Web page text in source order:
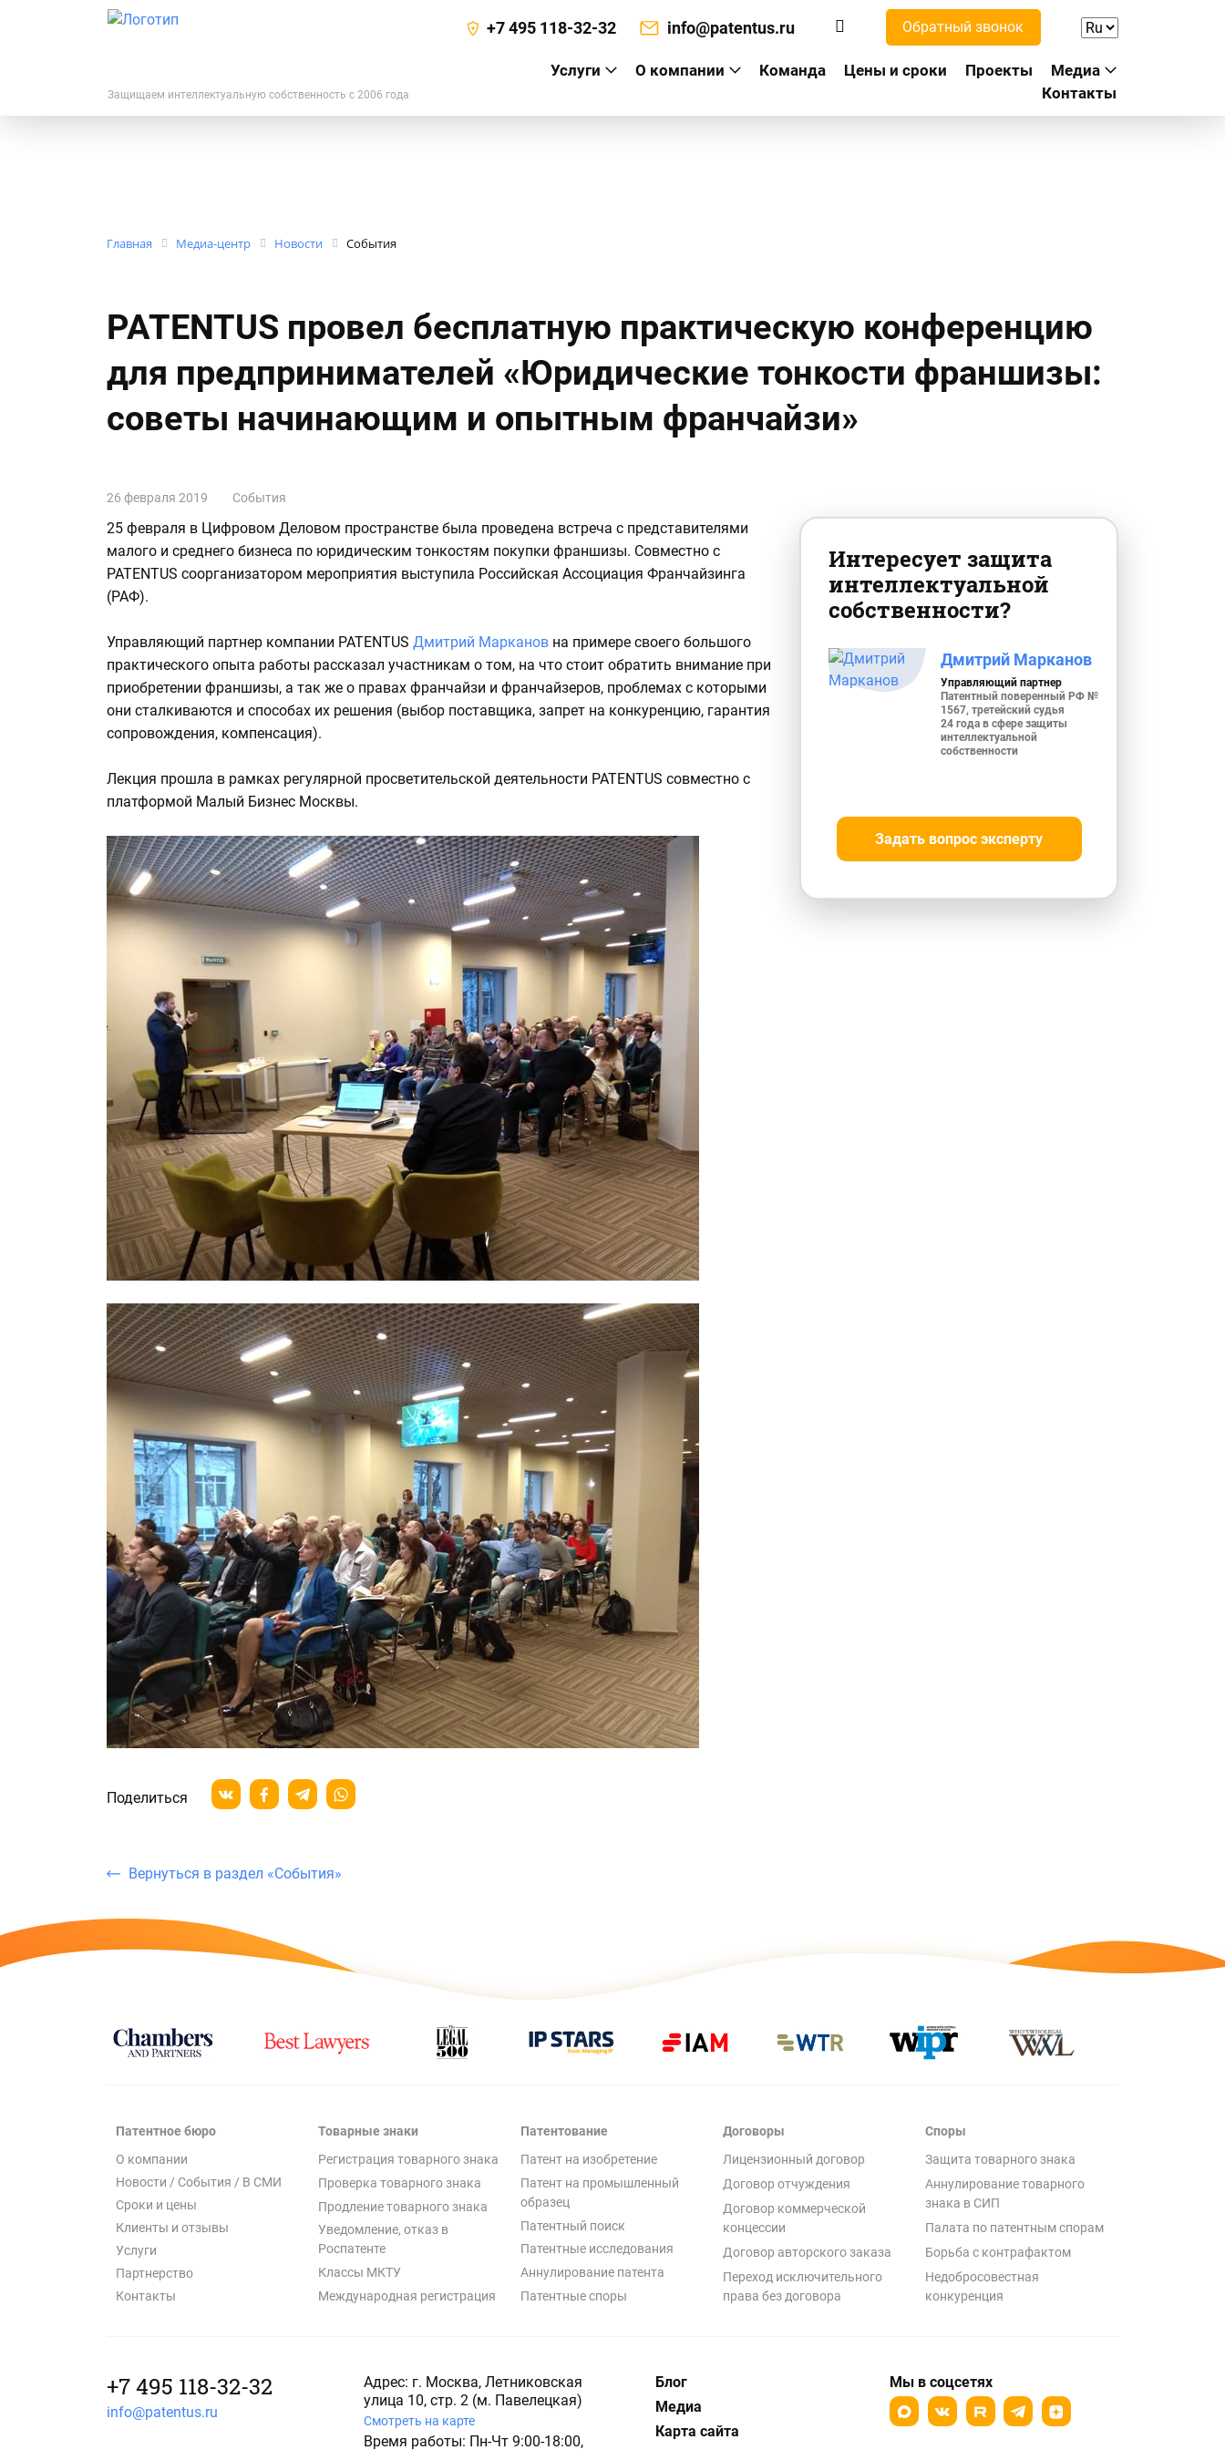
Защищаем интеллектуальную собственность с 2006 года
+7 495 118-32-32 info@patentus.ru Обратный звонок
Услуги О компании Команда Цены и сроки Проекты
Медиа
Контакты
Главная Медиа-центр Новости События
PATENTUS провел бесплатную практическую конференцию
для предпринимателей «Юридические тонкости франшизы:
советы начинающим и опытным франчайзи»
26 февраля 2019 События
25 февраля в Цифровом Деловом пространстве была проведена встреча с представителями
малого и среднего бизнеса по юридическим тонкостям покупки франшизы. Совместно с
PATENTUS соорганизатором мероприятия выступила Российская Ассоциация Франчайзинга
(РАФ).
Управляющий партнер компании PATENTUS Дмитрий Марканов на примере своего большого
практического опыта работы рассказал участникам о том, на что стоит обратить внимание при
приобретении франшизы, а так же о правах франчайзи и франчайзеров, проблемах с которыми
они сталкиваются и способах их решения (выбор поставщика, запрет на конкуренцию, гарантия
сопровождения, компенсация).
Лекция прошла в рамках регулярной просветительской деятельности PATENTUS совместно с
платформой Малый Бизнес Москвы.
Поделиться
Интересует защита
интеллектуальной
собственности?
Дмитрий Марканов
Управляющий партнер
Патентный поверенный РФ №
1567, третейский судья
24 года в сфере защиты
интеллектуальной
собственности
Задать вопрос эксперту
Вернуться в раздел «События»
Патентное бюро
О компании
Новости / События / В СМИ
Сроки и цены
Клиенты и отзывы
Услуги
Партнерство
Контакты
Товарные знаки
Регистрация товарного знака
Проверка товарного знака
Продление товарного знака
Уведомление, отказ в
Роспатенте
Классы МКТУ
Международная регистрация
Патентование
Патент на изобретение
Патент на промышленный
образец
Патентный поиск
Патентные исследования
Аннулирование патента
Патентные споры
Договоры
Лицензионный договор
Договор отчуждения
Договор коммерческой
концессии
Договор авторского заказа
Переход исключительного
права без договора
Споры
Защита товарного знака
Аннулирование товарного
знака в СИП
Палата по патентным спорам
Борьба с контрафактом
Недобросовестная
конкуренция
+7 495 118-32-32
info@patentus.ru
Адрес: г. Москва, Летниковская
улица 10, стр. 2 (м. Павелецкая)
Смотреть на карте
Время работы: Пн-Чт 9:00-18:00,
Блог
Медиа
Карта сайта
Мы в соцсетях